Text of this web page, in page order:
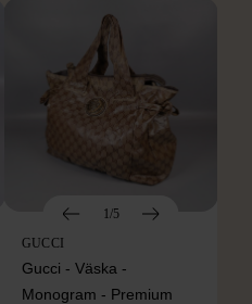
1/5
GUCCI
Gucci - Väska -
Monogram - Premium